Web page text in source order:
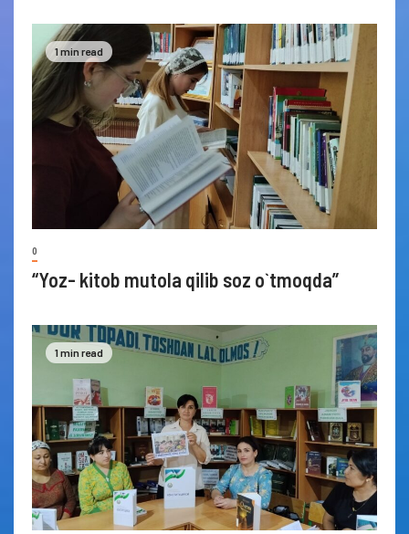
1 min read
0
“Yoz- kitob mutola qilib soz o`tmoqda”
1 min read